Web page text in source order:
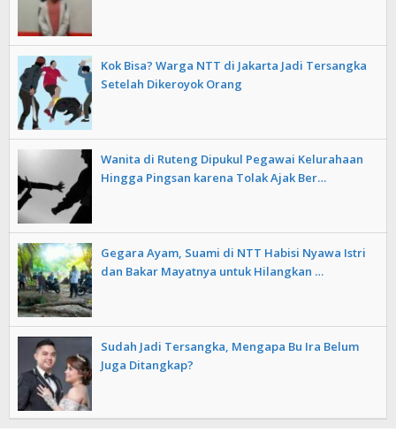
Kok Bisa? Warga NTT di Jakarta Jadi Tersangka
Setelah Dikeroyok Orang
Wanita di Ruteng Dipukul Pegawai Kelurahaan
Hingga Pingsan karena Tolak Ajak Ber…
Gegara Ayam, Suami di NTT Habisi Nyawa Istri
dan Bakar Mayatnya untuk Hilangkan …
Sudah Jadi Tersangka, Mengapa Bu Ira Belum
Juga Ditangkap?